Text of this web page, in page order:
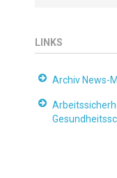
LINKS
Archiv News-